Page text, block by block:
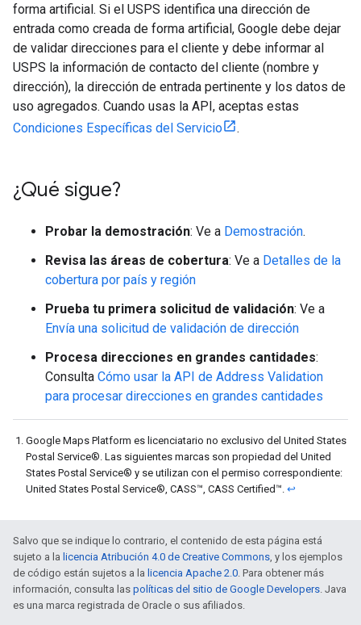
forma artificial. Si el USPS identifica una dirección de
entrada como creada de forma artificial, Google debe dejar
de validar direcciones para el cliente y debe informar al
USPS la información de contacto del cliente (nombre y
dirección), la dirección de entrada pertinente y los datos de
uso agregados. Cuando usas la API, aceptas estas
Condiciones Específicas del Servicio
.
¿Qué sigue?
Probar la demostración: Ve a Demostración.
Revisa las áreas de cobertura: Ve a Detalles de la
cobertura por país y región
Prueba tu primera solicitud de validación: Ve a
Envía una solicitud de validación de dirección
Procesa direcciones en grandes cantidades:
Consulta Cómo usar la API de Address Validation
para procesar direcciones en grandes cantidades
Google Maps Platform es licenciatario no exclusivo del United States
Postal Service®. Las siguientes marcas son propiedad del United
States Postal Service® y se utilizan con el permiso correspondiente:
United States Postal Service®, CASS™, CASS Certified™. ↩
Salvo que se indique lo contrario, el contenido de esta página está
sujeto a la licencia Atribución 4.0 de Creative Commons , y los ejemplos
de código están sujetos a la licencia Apache 2.0 . Para obtener más
información, consulta las políticas del sitio de Google Developers . Java
es una marca registrada de Oracle o sus afiliados.